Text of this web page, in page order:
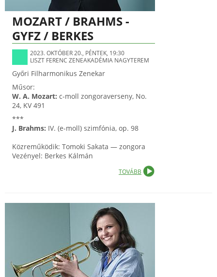
MOZART / BRAHMS -
GYFZ / BERKES
2023. OKTÓBER 20., PÉNTEK, 19:30
LISZT FERENC ZENEAKADÉMIA NAGYTEREM
Győri Filharmonikus Zenekar
Műsor:
W. A. Mozart: c-moll zongoraverseny, No.
24, KV 491
***
J. Brahms: IV. (e-moll) szimfónia, op. 98
Közreműködik: Tomoki Sakata — zongora
Vezényel: Berkes Kálmán
TOVÁBB